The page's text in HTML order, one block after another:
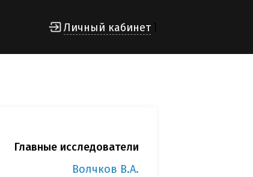
Личный кабинет
Главные исследователи
Волчков В.А.